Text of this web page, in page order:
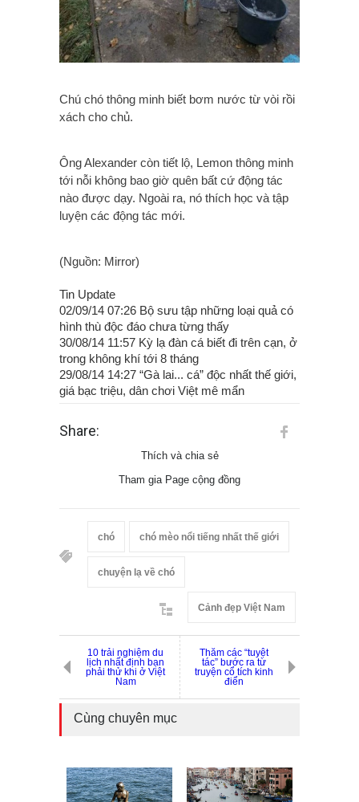
Chú chó thông minh biết bơm nước từ vòi rồi
xách cho chủ.
Ông Alexander còn tiết lộ, Lemon thông minh
tới nỗi không bao giờ quên bất cứ động tác
nào được dạy. Ngoài ra, nó thích học và tập
luyện các động tác mới.
(Nguồn: Mirror)
Tin Update
02/09/14 07:26 Bộ sưu tập những loại quả có
hình thù độc đáo chưa từng thấy
30/08/14 11:57 Kỳ lạ đàn cá biết đi trên cạn, ở
trong không khí tới 8 tháng
29/08/14 14:27 “Gà lai... cá” độc nhất thế giới,
giá bạc triệu, dân chơi Việt mê mẩn
Share:
Thích và chia sẻ
Tham gia Page cộng đồng
chó chó mèo nổi tiếng nhất thế giới
chuyện lạ về chó
Cảnh đẹp Việt Nam
10 trải nghiệm du
lịch nhất định bạn
phải thử khi ở Việt
Nam
Thăm các “tuyệt
tác” bước ra từ
truyện cổ tích kinh
điển
Cùng chuyên mục